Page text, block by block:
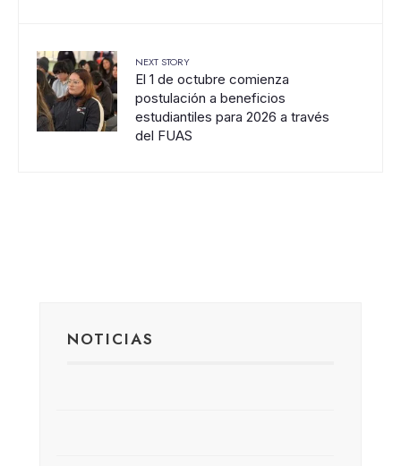
NEXT STORY
El 1 de octubre comienza
postulación a beneficios
estudiantiles para 2026 a través
del FUAS
NOTICIAS